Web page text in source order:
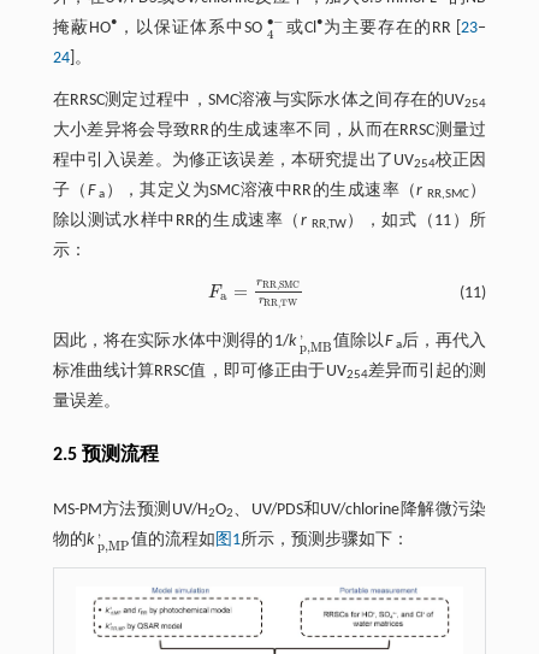
掩蔽HO•，以保证体系中SO ∙−
44 -或Cl •为主要存在的RR [23‒
24]。
在RRSC测定过程中，SMC溶液与实际水体之间存在的UV254
大小差异将会导致RR的生成速率不同，从而在RRSC测量过
程中引入误差。为修正该误差，本研究提出了UV254校正因
子（ F a ），其定义为SMC溶液中RR的生成速率（r RR,SMC）
除以测试水样中RR的生成速率（ r RR,TW），如式（11） 所
示：
Fa = rRR SMC
rRR ,TW
Fa= rR R,SMCrR (11)
因此，将在实际水体中测得的1/k 'p,MB
p ,MB'
值除以F a后，再代入
标准曲线计算RRSC值，即可修正由于UV254差异而引起的测
量误差。
2.5 预测流程
MS-PM方法预测UV/H2O2、UV/PDS和UV/chlorine降解微污染
物的k 'p,MP
p ,MP'
值的流程如 图1所示，预测步骤如下：